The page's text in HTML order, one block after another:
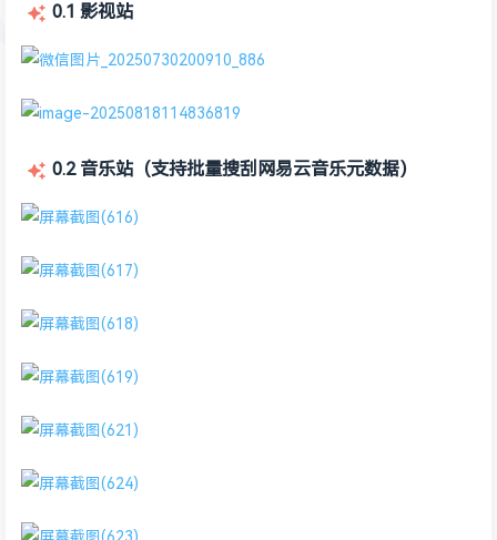
0.1 影视站
0.2 音乐站（支持批量搜刮网易云音乐元数据）